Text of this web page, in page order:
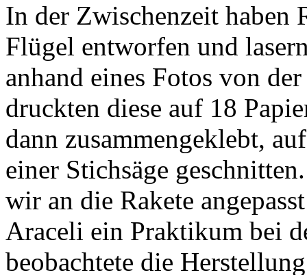
In der Zwischenzeit haben
Flügel entworfen und
anhand eines Fotos von
druckten diese auf 18
dann zusammengeklebt,
einer Stichsäge
wir an die Rakete
Araceli ein Praktikum bei
beobachtete die